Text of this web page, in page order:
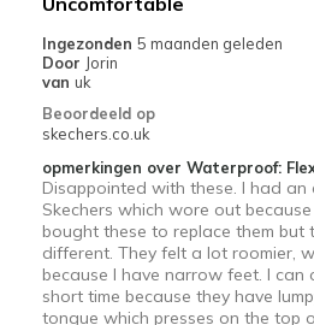
Ingezonden 5 maanden geleden
Door Jorin
van uk
Beoordeeld op
skechers.co.uk
opmerkingen over Waterproof:
Disappointed with these. I had
Skechers which wore out
bought these to replace them but
different. They felt a lot roomier,
because I have narrow feet. I can
short time because they have
tongue which presses on the top